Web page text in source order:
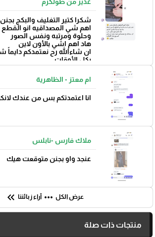
شكرا كتير التغليف والبكج
اهم شي المصداقيه انو القطع
وحلوة ومرتبه ونفس الصور
هاد اهم اشي بالأون لاين
ان شاءالله رح نعتمدكم دايماً
بكل الأوقات
بتوفيق 🌼
ام معتز - الظاهرية
انا اعتمدتكم بس من عندك
ملاك فارس -نابلس
عنجد واو بجنن متوقعت هيك
عرض الكل more_horiz آراء زبائننا keyboard_double_arrow_left
منتجات ذات صلة